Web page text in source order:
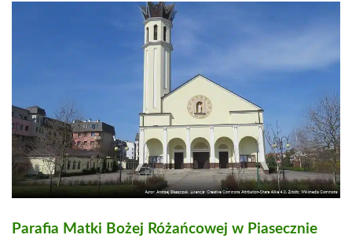
Parafia Matki Bożej Różańcowej w Piasecznie